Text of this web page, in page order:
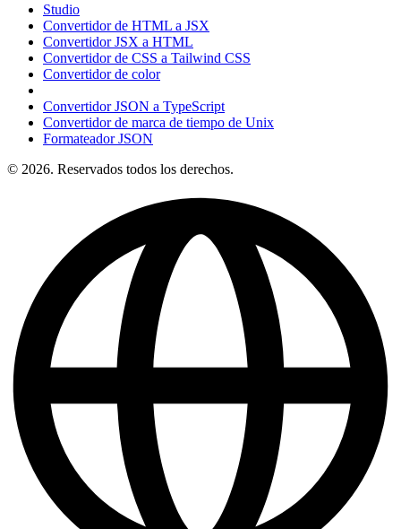
Studio
Convertidor de HTML a JSX
Convertidor JSX a HTML
Convertidor de CSS a Tailwind CSS
Convertidor de color
Convertidor JSON a TypeScript
Convertidor de marca de tiempo de Unix
Formateador JSON
© 2026. Reservados todos los derechos.